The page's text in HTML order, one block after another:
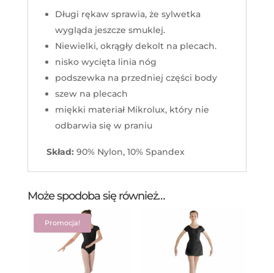
Długi rękaw sprawia, że sylwetka
wygląda jeszcze smuklej.
Niewielki, okrągły dekolt na plecach.
nisko wycięta linia nóg
podszewka na przedniej części body
szew na plecach
miękki materiał Mikrolux, który nie
odbarwia się w praniu
Skład: 90% Nylon, 10% Spandex
Może spodoba się również…
Promocja!